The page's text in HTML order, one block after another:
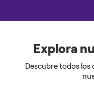
Explora
Descubre todos los